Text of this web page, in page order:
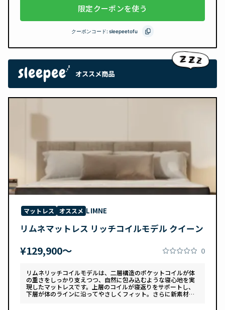
限定クーポンを使う
クーポンコード: sleepeetofu
オススメ商品
マットレス オススメ LIMNE
リムネマットレス リッチコイルモデル クイーン
¥129,900〜 0
リムネリッチコイルモデルは、二層構造のポケットコイルが体
の重さをしっかり支えつつ、自然に包み込むような寝心地を実
現したマットレスです。上層のコイルが寝返りをサポートし、
下層が体のラインに沿ってやさしくフィット。さらに新素材